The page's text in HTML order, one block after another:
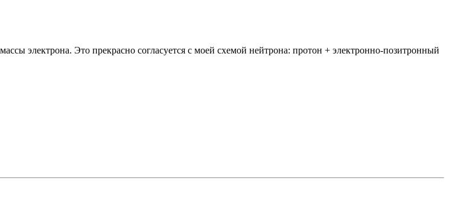
электрона. Это прекрасно согласуется с моей схемой нейтрона: протон + электронно-позитронный